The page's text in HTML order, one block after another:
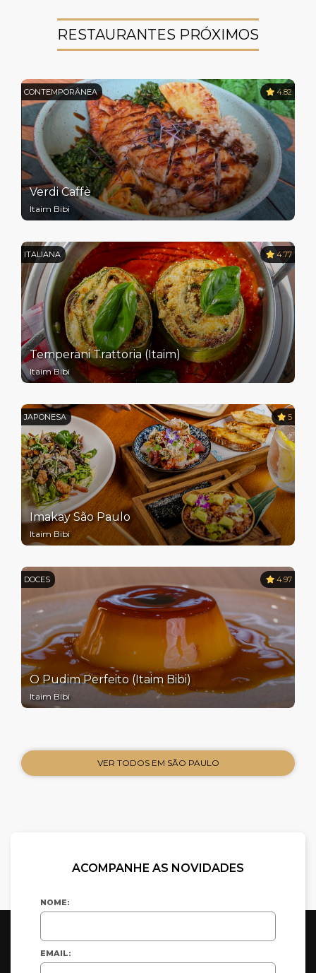
RESTAURANTES PRÓXIMOS
CONTEMPORÂNEA 4.82
Verdi Caffè
Itaim Bibi
ITALIANA 4.77
Temperani Trattoria (Itaim)
Itaim Bibi
JAPONESA 5
Imakay São Paulo
Itaim Bibi
DOCES 4.97
O Pudim Perfeito (Itaim Bibi)
Itaim Bibi
VER TODOS EM SÃO PAULO
ACOMPANHE AS NOVIDADES
NOME:
EMAIL: